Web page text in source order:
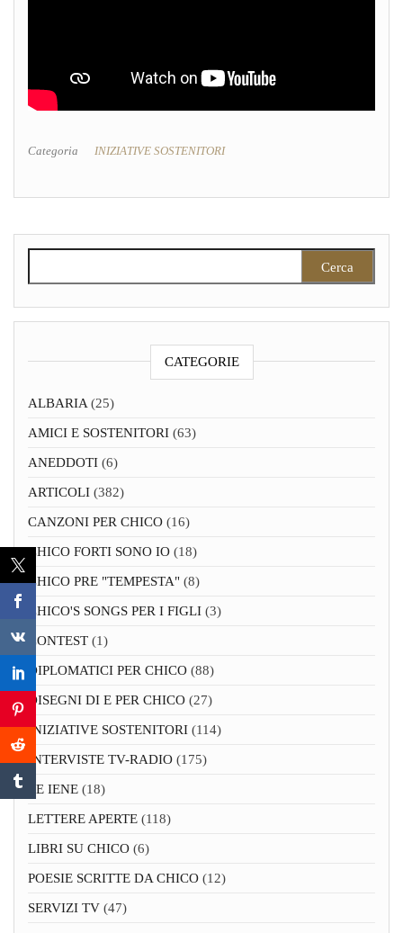
Categoria INIZIATIVE SOSTENITORI
CATEGORIE
ALBARIA (25)
AMICI E SOSTENITORI (63)
ANEDDOTI (6)
ARTICOLI (382)
CANZONI PER CHICO (16)
CHICO FORTI SONO IO (18)
CHICO PRE "TEMPESTA" (8)
CHICO'S SONGS PER I FIGLI (3)
CONTEST (1)
DIPLOMATICI PER CHICO (88)
DISEGNI DI E PER CHICO (27)
INIZIATIVE SOSTENITORI (114)
INTERVISTE TV-RADIO (175)
LE IENE (18)
LETTERE APERTE (118)
LIBRI SU CHICO (6)
POESIE SCRITTE DA CHICO (12)
SERVIZI TV (47)